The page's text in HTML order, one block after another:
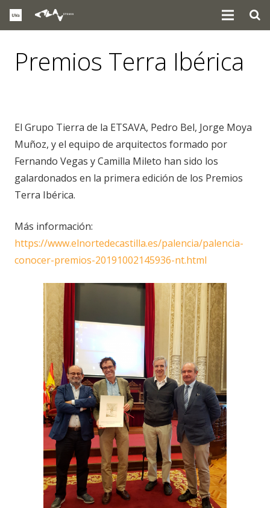
Premios Terra Ibérica
El Grupo Tierra de la ETSAVA, Pedro Bel, Jorge Moya
Muñoz, y el equipo de arquitectos formado por
Fernando Vegas y Camilla Mileto han sido los
galardonados en la primera edición de los Premios
Terra Ibérica.
Más información:
https://www.elnortedecastilla.es/palencia/palencia-
conocer-premios-20191002145936-nt.html